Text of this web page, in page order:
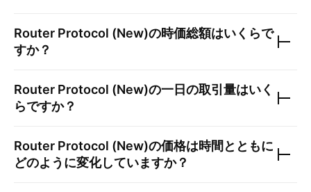
Router Protocol (New)の時価総額はいくらで
すか？
Router Protocol (New)の一日の取引量はいく
らですか？
Router Protocol (New)の価格は時間とともに
どのように変化していますか？